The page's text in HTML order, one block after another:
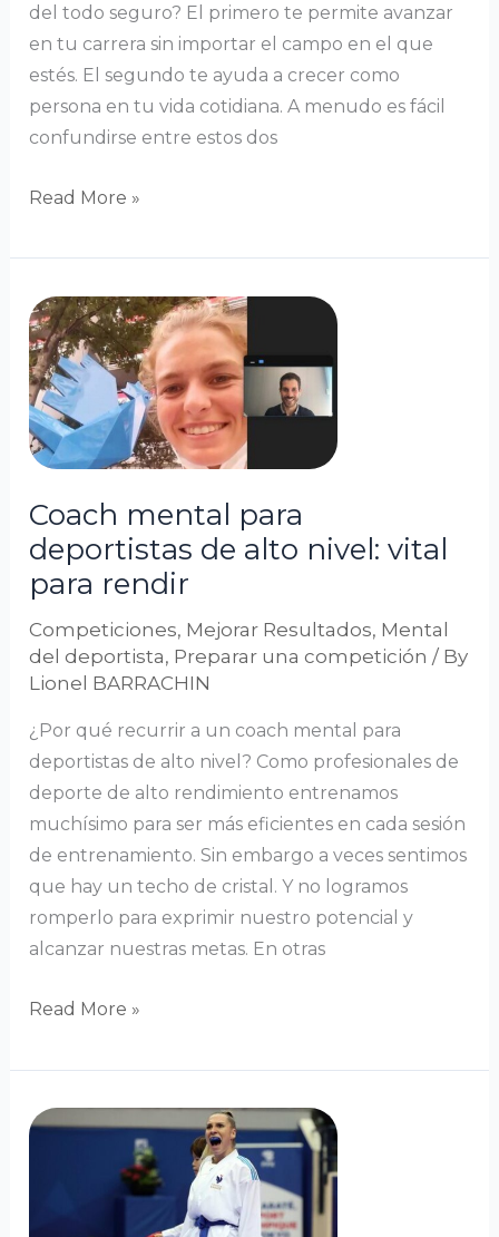
del todo seguro? El primero te permite avanzar
en tu carrera sin importar el campo en el que
estés. El segundo te ayuda a crecer como
persona en tu vida cotidiana. A menudo es fácil
confundirse entre estos dos
Read More »
Coach mental para
deportistas de alto nivel: vital
para rendir
Competiciones, Mejorar Resultados, Mental
del deportista, Preparar una competición / By
Lionel BARRACHIN
¿Por qué recurrir a un coach mental para
deportistas de alto nivel? Como profesionales de
deporte de alto rendimiento entrenamos
muchísimo para ser más eficientes en cada sesión
de entrenamiento. Sin embargo a veces sentimos
que hay un techo de cristal. Y no logramos
romperlo para exprimir nuestro potencial y
alcanzar nuestras metas. En otras
Coach
mental
para
deportistas
de
alto
vital
para
rendir
Read More »
Fortaleza